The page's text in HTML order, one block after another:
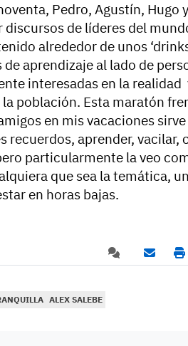
Pedro, Agustín, Hugo
discursos de líderes del
alrededor de unos
de aprendizaje al lado de
interesadas en la
población. Esta maratón
en mis vacaciones
recuerdos, aprender,
particularmente la veo
que sea la temática,
en horas bajas.
ALEX SALEBE